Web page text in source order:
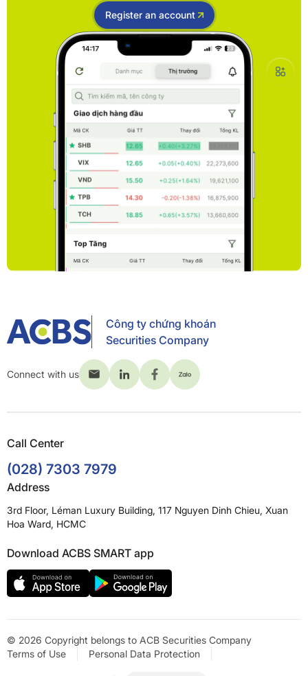
Register an account
Công ty chứng khoán
Securities Company
Connect with us
Call Center
(028) 7303 7979
Address
3rd Floor, Léman Luxury Building, 117 Nguyen Dinh Chieu, Xuan
Hoa Ward, HCMC
Download ACBS SMART app
© 2026 Copyright belongs to ACB Securities Company
Terms of Use
Personal Data Protection